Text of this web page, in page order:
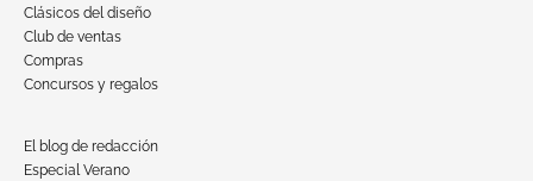
Clásicos del diseño
Club de ventas
Compras
Concursos y regalos
El blog de redacción
Especial Verano